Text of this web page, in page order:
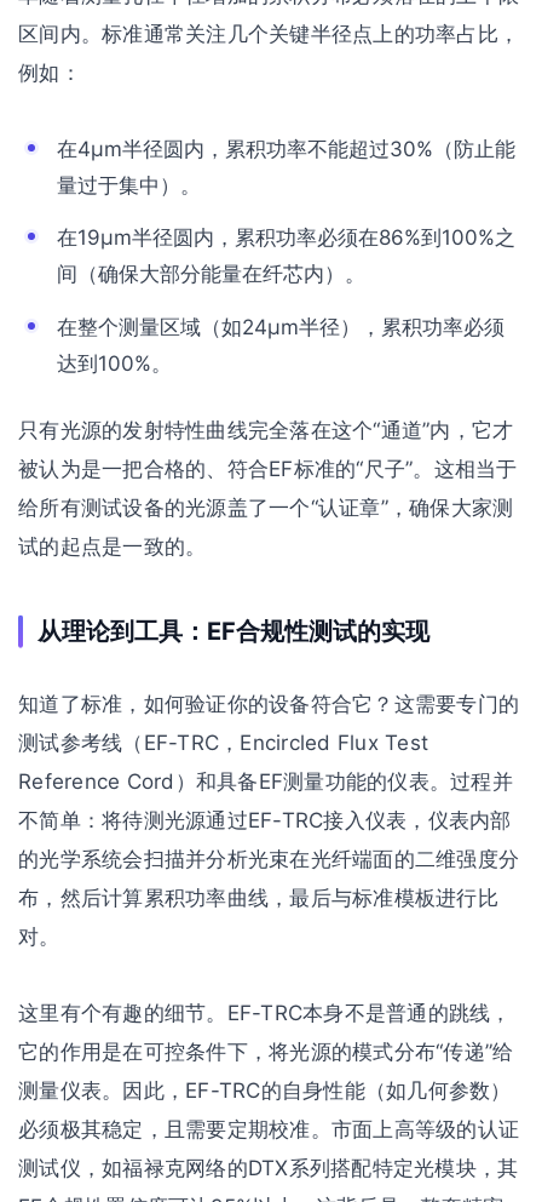
区间内。标准通常关注几个关键半径点上的功率占比，
例如：
在4μm半径圆内，累积功率不能超过30%（防止能
量过于集中）。
在19μm半径圆内，累积功率必须在86%到100%之
间（确保大部分能量在纤芯内）。
在整个测量区域（如24μm半径），累积功率必须
达到100%。
只有光源的发射特性曲线完全落在这个“通道”内，它才
被认为是一把合格的、符合EF标准的“尺子”。这相当于
给所有测试设备的光源盖了一个“认证章”，确保大家测
试的起点是一致的。
从理论到工具：EF合规性测试的实现
知道了标准，如何验证你的设备符合它？这需要专门的
测试参考线（EF-TRC，Encircled Flux Test
Reference Cord）和具备EF测量功能的仪表。过程并
不简单：将待测光源通过EF-TRC接入仪表，仪表内部
的光学系统会扫描并分析光束在光纤端面的二维强度分
布，然后计算累积功率曲线，最后与标准模板进行比
对。
这里有个有趣的细节。EF-TRC本身不是普通的跳线，
它的作用是在可控条件下，将光源的模式分布“传递”给
测量仪表。因此，EF-TRC的自身性能（如几何参数）
必须极其稳定，且需要定期校准。市面上高等级的认证
测试仪，如福禄克网络的DTX系列搭配特定光模块，其